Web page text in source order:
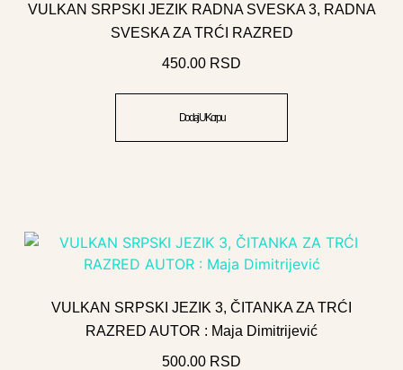
VULKAN SRPSKI JEZIK RADNA SVESKA 3, RADNA
SVESKA ZA TRĆI RAZRED
450.00 RSD
Dodaj U Korpu
VULKAN SRPSKI JEZIK 3, ČITANKA ZA TRĆI
RAZRED AUTOR : Maja Dimitrijević
500.00 RSD